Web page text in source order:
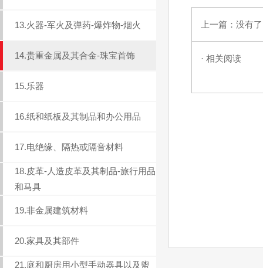
13.火器-军火及弹药-爆炸物-烟火
14.贵重金属及其合金-珠宝首饰
15.乐器
16.纸和纸板及其制品和办公用品
17.电绝缘、隔热或隔音材料
18.皮革-人造皮革及其制品-旅行用品
和马具
19.非金属建筑材料
20.家具及其部件
21.庭和厨房用小型手动器具以及盥
上一篇：没有
· 相关阅读